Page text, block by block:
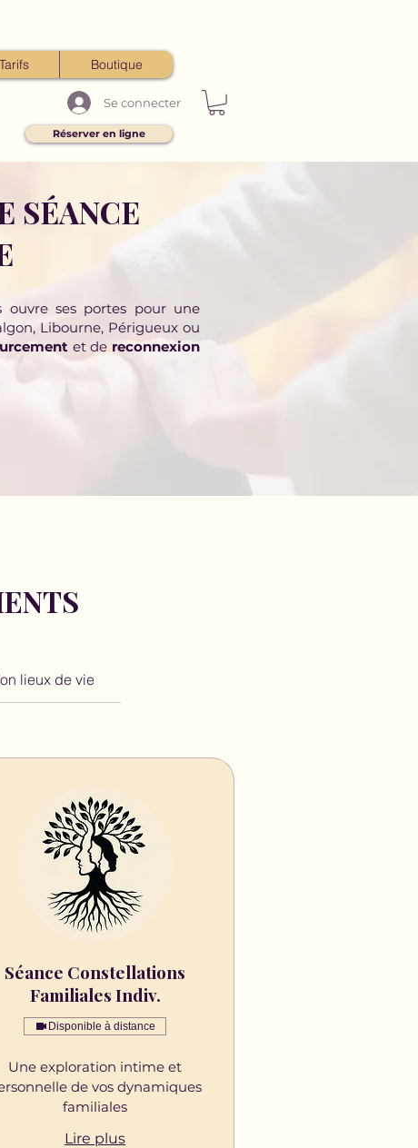
Tarifs Boutique
Se connecter
Réserver en ligne
SÉANCE
ouvre ses portes pour une
Libourne, Périgueux ou
et de reconnexion
lieux de vie
Séance Constellations
Familiales Indiv.
Disponible à distance
Une exploration intime et
de vos dynamiques
familiales
Lire plus